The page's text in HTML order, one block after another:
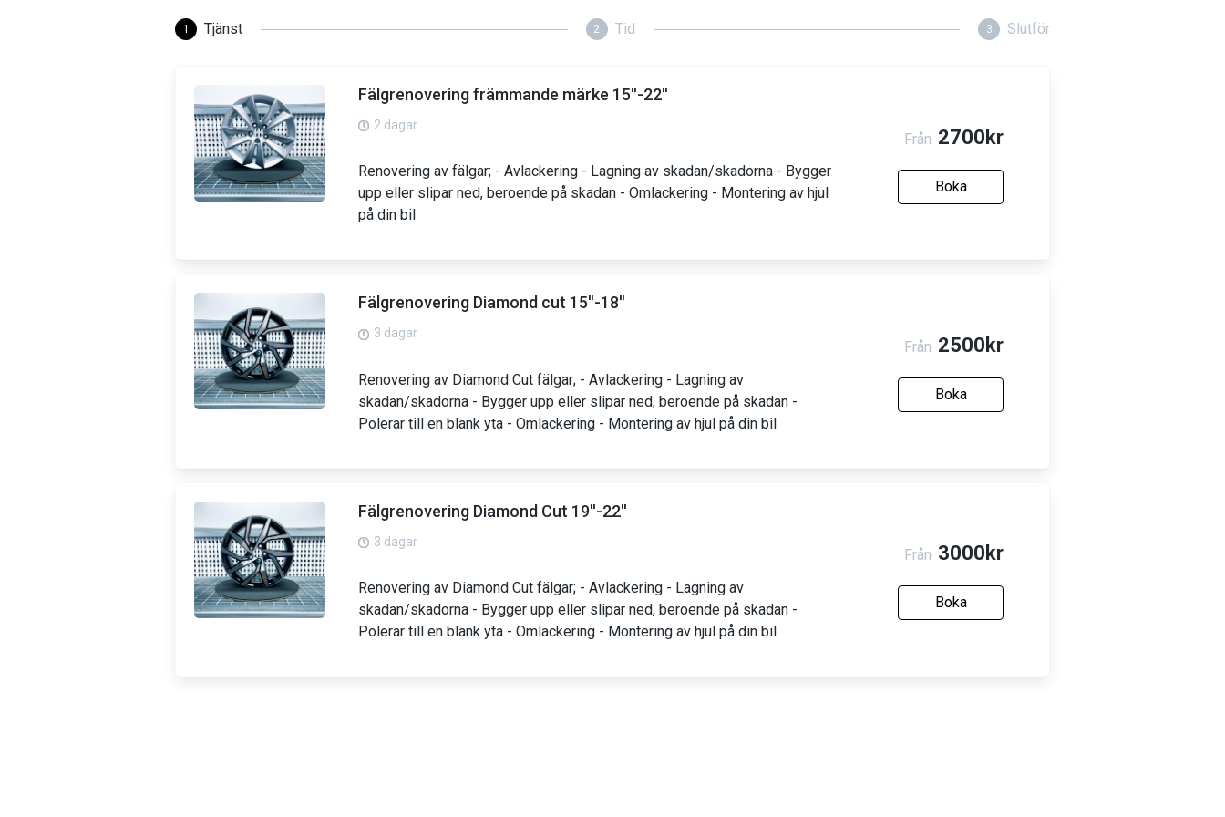
1 Tjänst 2 Tid 3 Slutför
Fälgrenovering främmande märke 15''-22''
2 dagar
Renovering av fälgar; - Avlackering - Lagning av skadan/skadorna - Bygger
upp eller slipar ned, beroende på skadan - Omlackering - Montering av hjul
på din bil
Från 2700kr
Boka
Fälgrenovering Diamond cut 15''-18''
3 dagar
Renovering av Diamond Cut fälgar; - Avlackering - Lagning av
skadan/skadorna - Bygger upp eller slipar ned, beroende på skadan -
Polerar till en blank yta - Omlackering - Montering av hjul på din bil
Från 2500kr
Boka
Fälgrenovering Diamond Cut 19''-22''
3 dagar
Renovering av Diamond Cut fälgar; - Avlackering - Lagning av
skadan/skadorna - Bygger upp eller slipar ned, beroende på skadan -
Polerar till en blank yta - Omlackering - Montering av hjul på din bil
Från 3000kr
Boka